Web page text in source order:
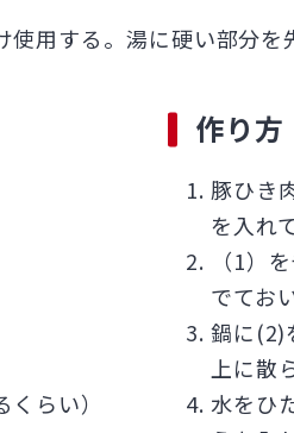
用する。湯に硬い部分を
らい）
作り方
豚ひき
を入れ
（1）
でてお
鍋に(2)
上に散
水をひ